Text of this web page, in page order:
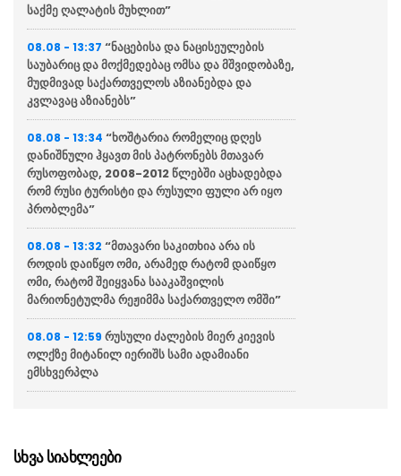
საქმე ღალატის მუხლით”
08.08 - 13:37 “ნაცებისა და ნაცისეულების
საუბარიც და მოქმედებაც ომსა და მშვიდობაზე,
მუდმივად საქართველოს აზიანებდა და
კვლავაც აზიანებს”
08.08 - 13:34 “ხოშტარია რომელიც დღეს
დანიშნული ჰყავთ მის პატრონებს მთავარ
რუსოფობად, 2008-2012 წლებში აცხადებდა
რომ რუსი ტურისტი და რუსული ფული არ იყო
პრობლემა”
08.08 - 13:32 “მთავარი საკითხია არა ის
როდის დაიწყო ომი, არამედ რატომ დაიწყო
ომი, რატომ შეიყვანა სააკაშვილის
მარიონეტულმა რეჟიმმა საქართველო ომში”
08.08 - 12:59 რუსული ძალების მიერ კიევის
ოლქზე მიტანილ იერიშს სამი ადამიანი
ემსხვერპლა
წარვუდგენთ საზოგადოებას”
სხვა სიახლეები